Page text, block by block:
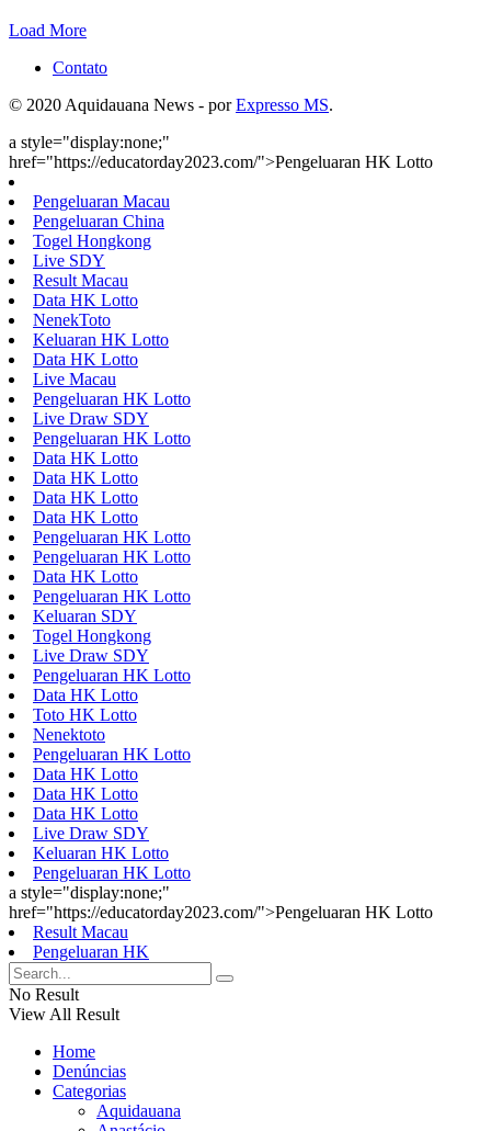
Load More
Contato
© 2020 Aquidauana News - porExpresso MS.
a style="display:none;"
href="https://educatorday2023.com/">Pengeluaran HK Lotto
Pengeluaran Macau
Pengeluaran China
Togel Hongkong
Live SDY
Result Macau
Data HK Lotto
NenekToto
Keluaran HK Lotto
Data HK Lotto
Live Macau
Pengeluaran HK Lotto
Live Draw SDY
Pengeluaran HK Lotto
Data HK Lotto
Data HK Lotto
Data HK Lotto
Data HK Lotto
Pengeluaran HK Lotto
Pengeluaran HK Lotto
Data HK Lotto
Pengeluaran HK Lotto
Keluaran SDY
Togel Hongkong
Live Draw SDY
Pengeluaran HK Lotto
Data HK Lotto
Toto HK Lotto
Nenektoto
Pengeluaran HK Lotto
Data HK Lotto
Data HK Lotto
Data HK Lotto
Live Draw SDY
Keluaran HK Lotto
Pengeluaran HK Lotto
a style="display:none;"
href="https://educatorday2023.com/">Pengeluaran HK Lotto
Result Macau
Pengeluaran HK
No Result
View All Result
Home
Denúncias
Categorias
Aquidauana